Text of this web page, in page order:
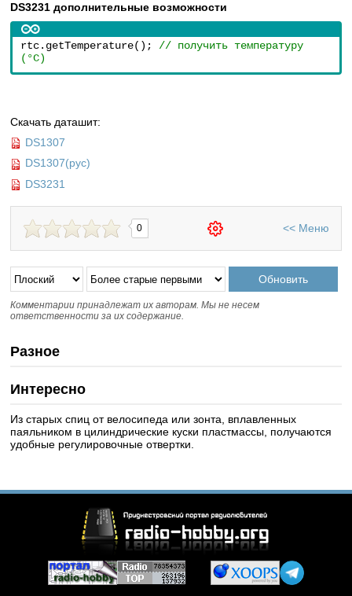
DS3231 дополнительные возможности
rtc.getTemperature(); // получить температуру
(°C)
Скачать даташит:
DS1307
DS1307(рус)
DS3231
0 << Меню
Комментарии принадлежат их авторам. Мы не несем
ответственности за их содержание.
Разное
Интересно
Из старых спиц от велосипеда или зонта, вплавленных
паяльником в цилиндрические куски пластмассы, получаются
удобные регулировочные отвертки.